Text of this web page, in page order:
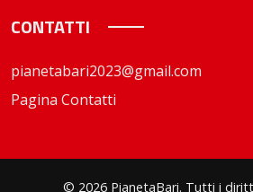
CONTATTI
pianetabari2023@gmail.com
Pagina Contatti
© 2026 PianetaBari. Tutti i